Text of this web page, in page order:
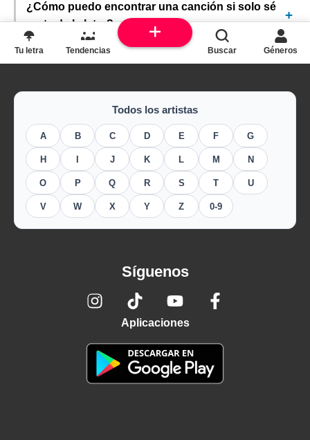
¿Cómo puedo encontrar una canción si solo sé
parte de la letra?
Todos los artistas
A B C D E F G
H J K L M N
O P Q R S T U
V W X Y Z 0-9
Síguenos
Aplicaciones
Tu letra Tendencias Buscar Géneros